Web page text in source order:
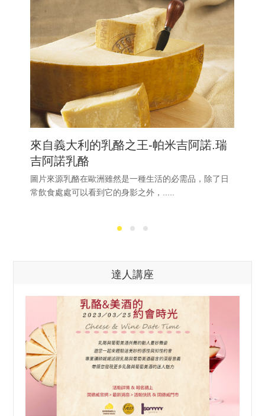
來自義大利的乳酪之王-帕米吉阿諾.瑞
吉阿諾乳酪
圖片來源乳酪在歐洲雖然是一種生活的必需品，除了日
常飲食處處可以看到它的身影之外，.....
達人講座